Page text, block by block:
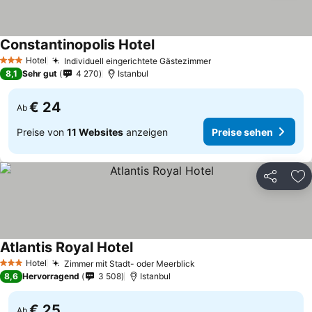
3 SterneHotel Individuell eingerichtete Gästezimmer
Constantinopolis Hotel
8,1 Sehr gut 4 270 Istanbul
Ab € 24
Preise von 11 Websites anzeigen Preise sehen
Teilen
3 SterneHotel Zimmer mit Stadt- oder Meerblick
Atlantis Royal Hotel
8,6 Hervorragend 3 508 Istanbul
Ab